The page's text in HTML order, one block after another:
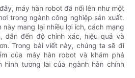
máy hàn robot đã nổi lên như một
trong ngành công nghiệp sản xuất.
mang lại nhiều lợi ích, cách mạng
dẫn đến độ chính xác, hiệu quả và
Trong bài viết này, chúng ta sẽ đi
của máy hàn robot và khám phá
hình tương lai của ngành hàn chính